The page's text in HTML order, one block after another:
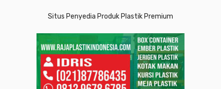
Situs Penyedia Produk Plastik Premium